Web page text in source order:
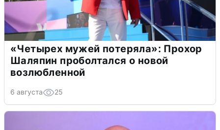
«Четырех мужей потеряла»: Прохор
Шаляпин проболтался о новой
возлюбленной
6 августа 25